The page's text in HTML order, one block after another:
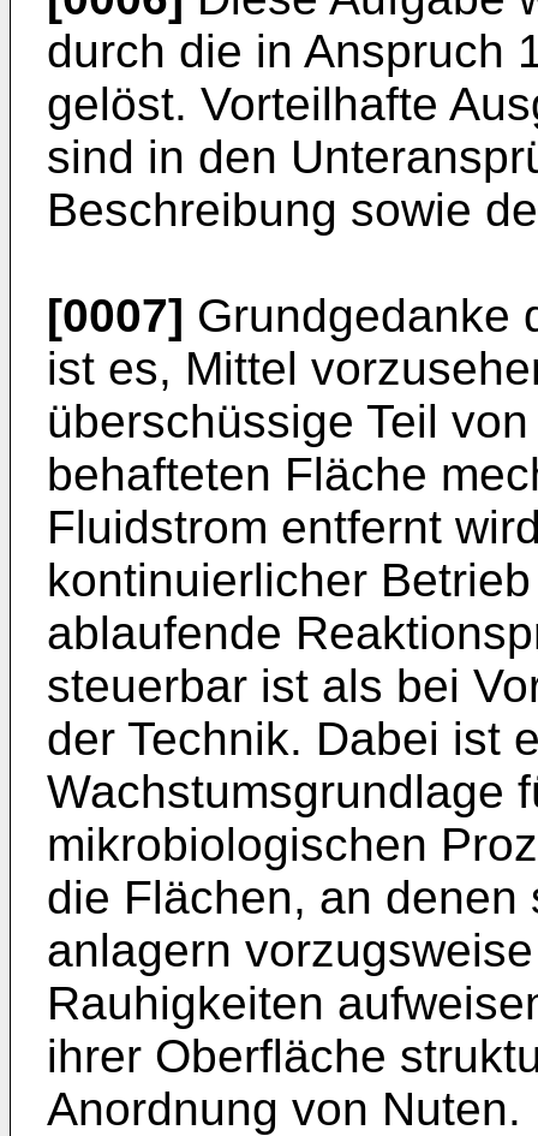
durch die in Anspruch
gelöst. Vorteilhafte
sind in den
Beschreibung sowie
[0007] Grundgedanke
ist es, Mittel
überschüssige Teil
behafteten Fläche
Fluidstrom entfernt
kontinuierlicher
ablaufende
steuerbar ist als bei
der Technik. Dabei ist
Wachstumsgrundlage
mikrobiologischen
die Flächen, an
anlagern
Rauhigkeiten
ihrer Oberfläche
Anordnung von Nuten.